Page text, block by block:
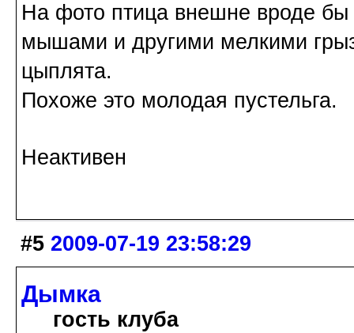
На фото птица внешне вроде бы
мышами и другими мелкими
цыплята.
Похоже это молодая пустельга.
Неактивен
#5 2009-07-19 23:58:29
Дымка
гость клуба